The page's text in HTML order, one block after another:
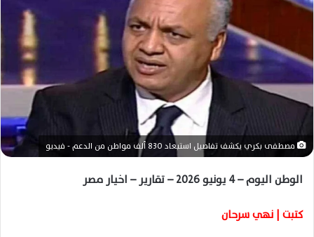
ر
ي
ر
و
ن
ا
مصطفى بكري يكشف تفاصيل استبعاد 830 ألف مواطن من الدعم - فيديو
الوطن اليوم – 4 يونيو 2026 – تقارير – اخيار مصر
كتبت | نهي سرحان